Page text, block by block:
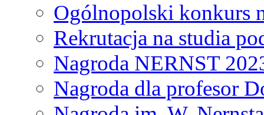
Ogólnopolski konkurs
Rekrutacja na studia
Nagroda NERNST
Nagroda dla profesor